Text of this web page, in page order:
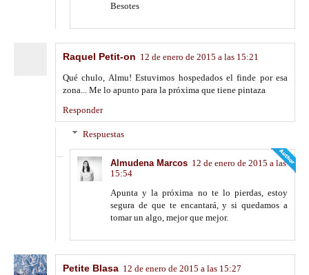
Besotes
Raquel Petit-on 12 de enero de 2015 a las 15:21
Qué chulo, Almu! Estuvimos hospedados el finde por esa
zona... Me lo apunto para la próxima que tiene pintaza
Responder
Respuestas
Almudena Marcos 12 de enero de 2015 a las
15:54
Apunta y la próxima no te lo pierdas, estoy
segura de que te encantará, y si quedamos a
tomar un algo, mejor que mejor.
Petite Blasa 12 de enero de 2015 a las 15:27